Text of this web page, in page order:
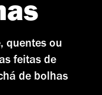
quentes ou
feitas de
de bolhas